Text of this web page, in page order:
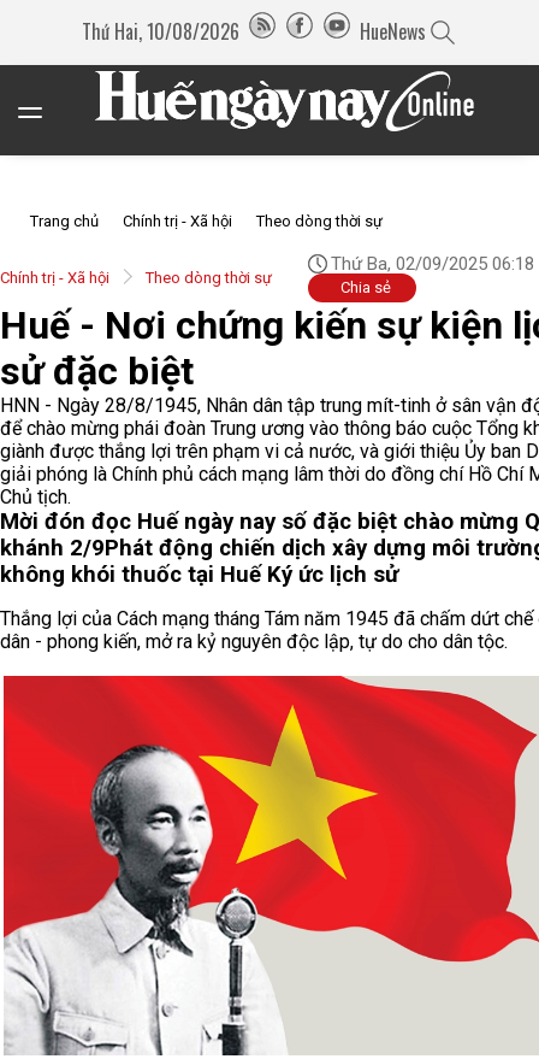
Thứ Hai, 10/08/2026 HueNews
Trang chủ Chính trị - Xã hội Theo dòng thời sự
Chính trị - Xã hội Theo dòng thời sự
Thứ Ba, 02/09/2025 06:18
Chia sẻ
Huế - Nơi chứng kiến sự kiện
sử đặc biệt
HNN - Ngày 28/8/1945, Nhân dân tập trung mít-tinh ở sân vận
để chào mừng phái đoàn Trung ương vào thông báo cuộc Tổng
giành được thắng lợi trên phạm vi cả nước, và giới thiệu Ủy ban
giải phóng là Chính phủ cách mạng lâm thời do đồng chí Hồ Chí
Chủ tịch.
Mời đón đọc Huế ngày nay số đặc biệt chào mừng
khánh 2/9Phát động chiến dịch xây dựng môi
không khói thuốc tại Huế Ký ức lịch sử
Thắng lợi của Cách mạng tháng Tám năm 1945 đã chấm dứt
dân - phong kiến, mở ra kỷ nguyên độc lập, tự do cho dân tộc.